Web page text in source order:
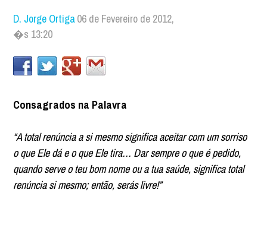
D. Jorge Ortiga06 de Fevereiro de 2012,
�s 13:20
Consagrados na Palavra
“A total renúncia a si mesmo significa aceitar com um sorriso
o que Ele dá e o que Ele tira… Dar sempre o que é pedido,
quando serve o teu bom nome ou a tua saúde, significa total
renúncia si mesmo; então, serás livre!”